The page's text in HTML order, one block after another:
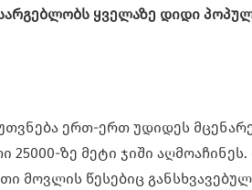
ყველაზე დიდი
ერთ-ერთ უდიდეს
25000-ზე მეტი ჯიში
მოვლის წესებიც